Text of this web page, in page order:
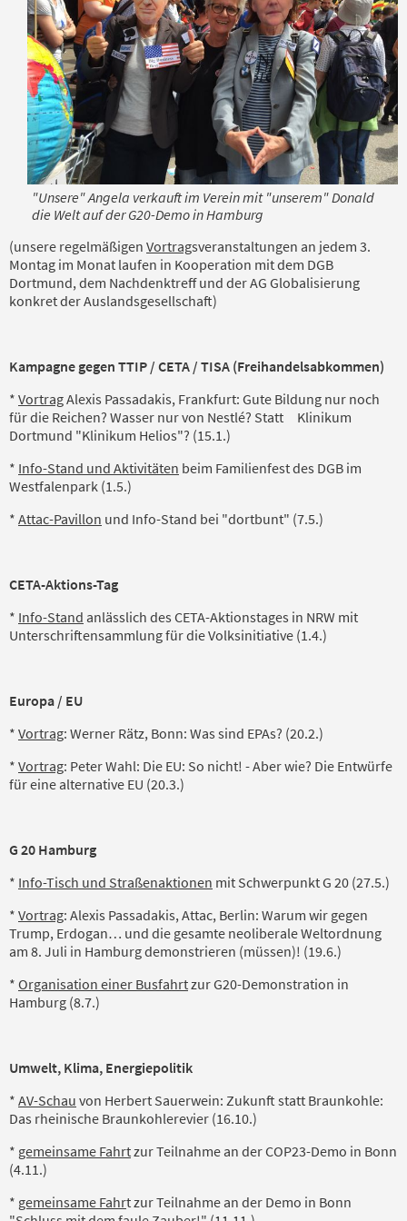
"Unsere" Angela verkauft im Verein mit "unserem" Donald
die Welt auf der G20-Demo in Hamburg
(unsere regelmäßigen Vortragsveranstaltungen an jedem 3.
Montag im Monat laufen in Koopera­tion mit dem DGB
Dortmund, dem Nachdenktreff und der AG Globalisierung
konkret der Aus­landsgesellschaft)
Kampagne gegen TTIP / CETA / TISA (Freihandelsabkommen)
* VortragAlexis Passadakis, Frankfurt: Gute Bildung nur noch
für die Reichen? Wasser nur von Nestlé? Statt Klinikum
Dortmund "Klinikum Helios"? (15.1.)
* Info-Stand und Aktivitäten beim Familienfest des DGB im
Westfalenpark (1.5.)
* Attac-Pavillon und Info-Stand bei "dortbunt" (7.5.)
CETA-Aktions-Tag
* Info-Stand anlässlich des CETA-Aktionstages in NRW mit
Unterschriftensammlung für die Volksinitiative (1.4.)
Europa / EU
* Vortrag: Werner Rätz, Bonn: Was sind EPAs? (20.2.)
* Vortrag: Peter Wahl: Die EU: So nicht! - Aber wie? Die Entwürfe
für eine alternative EU (20.3.)
G 20 Hamburg
* Info-Tisch und Straßenaktionen mit Schwerpunkt G 20 (27.5.)
* Vortrag: Alexis Passadakis, Attac, Berlin: Warum wir gegen
Trump, Erdogan… und die gesamte neoliberale Weltordnung
am 8. Juli in Hamburg demonstrieren (müssen)! (19.6.)
* Organisation einer Busfahrtzur G20-Demonstration in
Hamburg (8.7.)
Umwelt, Klima, Energiepolitik
* AV-Schau von Herbert Sauerwein: Zukunft statt Braunkohle:
Das rheinische Braunkohlerevier (16.10.)
* gemeinsame Fahrtzur Teilnahme an der COP23-Demo in Bonn
(4.11.)
* gemeinsame Fahrt zur Teilnahme an der Demo in Bonn